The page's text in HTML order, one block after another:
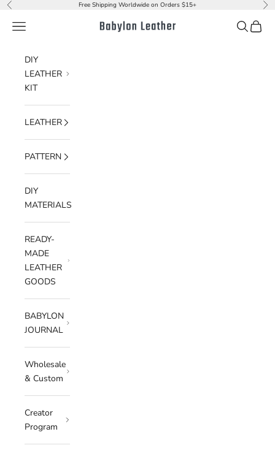
Ir al contenido
Anterior Free Shipping Worldwide on Orders $15+
Babylon Leather
Menú Buscar
Cesta
DIY
LEATHER
KIT
LEATHER
PATTERN
DIY
MATERIALS
READY-
MADE
LEATHER
GOODS
BABYLON
JOURNAL
Wholesale
& Custom
Creator
Program